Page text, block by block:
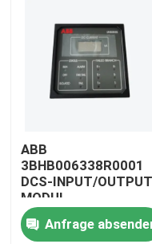
ABB
3BHB006338R0001
DCS-INPUT/OUTPUT
MODUL
Anfrage